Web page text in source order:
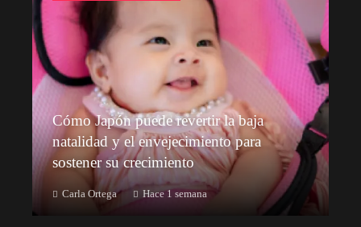
Cómo Japón puede revertir la baja
natalidad y el envejecimiento para
sostener su crecimiento
Carla Ortega Hace 1 semana